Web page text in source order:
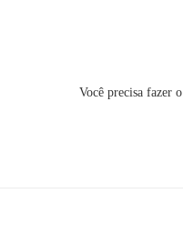
Você precisa fazer o